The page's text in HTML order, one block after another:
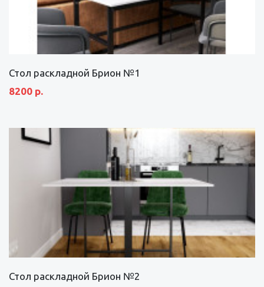
Стол раскладной Брион №1
8200 р.
Стол раскладной Брион №2